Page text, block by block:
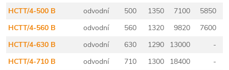
HCTT/4-500 B
odvodní 500 1350 7100
5850
HCTT/4-560 B
odvodní 560 1320 9820 7600
HCTT/4-630 B
odvodní 630 1290 13000 -
HCTT/4-710 B
odvodní 710 1300 18400 -